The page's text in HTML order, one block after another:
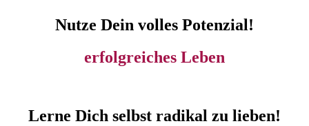
Nutze Dein volles Potenzial!
erfolgreiches Leben
Lerne Dich selbst radikal zu lieben!